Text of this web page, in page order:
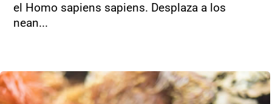
el Homo sapiens sapiens. Desplaza a los
nean...